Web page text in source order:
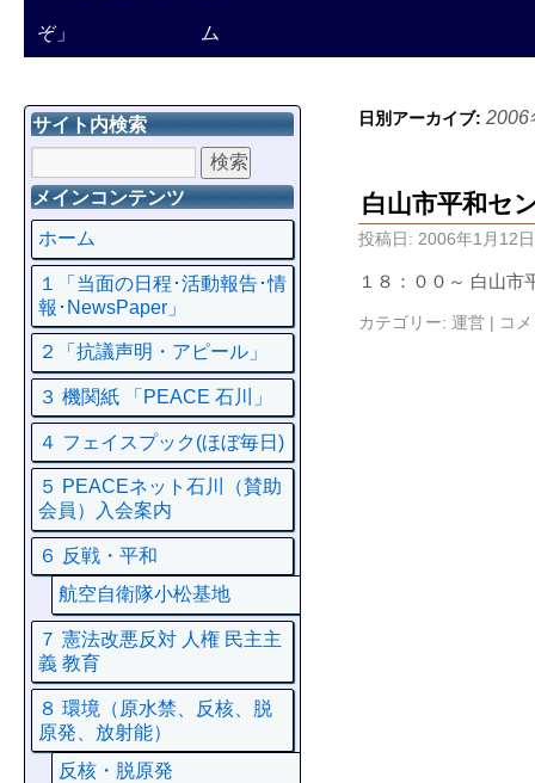
ぞ」 ム
日別アーカイブ: 2006
白山市平和セ
投稿日: 2006年1月12日
１８：００～ 白山
カテゴリー: 運営 | コ
サイト内検索
メインコンテンツ
ホーム
１「当面の日程･活動報告･情
報･NewsPaper」
２「抗議声明・アピール」
３ 機関紙 「PEACE 石川」
４ フェイスプック(ほぼ毎日)
５ PEACEネット石川（賛助
会員）入会案内
６ 反戦・平和
航空自衛隊小松基地
７ 憲法改悪反対 人権 民主主
義 教育
８ 環境（原水禁、反核、脱
原発、放射能）
反核・脱原発